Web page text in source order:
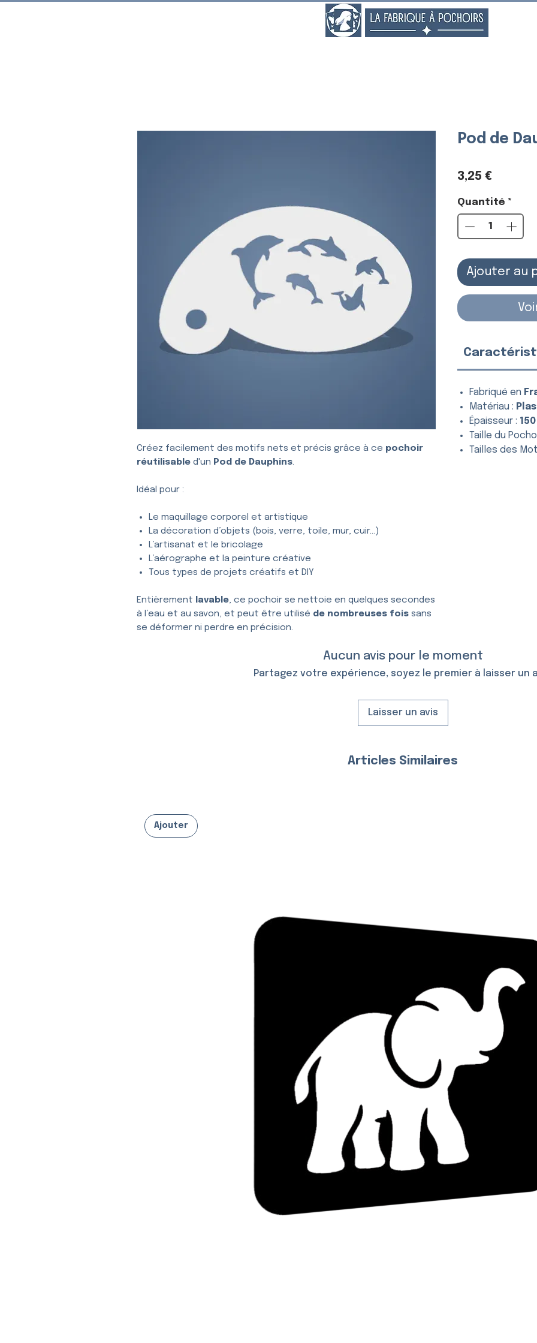
Créez facilement des motifs nets et précis grâce à ce pochoir
réutilisable d'un Pod de Dauphins.
Idéal pour :
Le maquillage corporel et artistique
La décoration d’objets (bois, verre, toile, mur, cuir…)
L’artisanat et le bricolage
L’aérographe et la peinture créative
Tous types de projets créatifs et DIY
Entièrement lavable, ce pochoir se nettoie en quelques secondes
à l’eau et au savon, et peut être utilisé de nombreuses foissans
se déformer ni perdre en précision.
Pod de
3,25 €Prix
Quantité *
Ajouter au
Fabriqué en
Matériau :
Épaisseur :
Taille du
Tailles des
Aucun avis pour le moment
Partagez votre expérience, soyez le premier à laisser un
Laisser un avis
Articles Similaires
Ajouter